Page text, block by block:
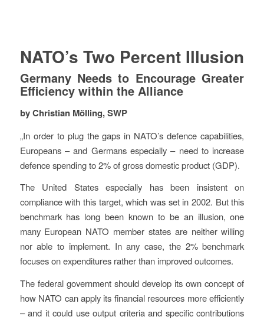
NATO’s Two Percent Illusion
Germany Needs to Encourage Greater
Efficiency within the Alliance
by Christian Mölling, SWP
„In order to plug the gaps in NATO’s defence capabilities,
Europeans – and Germans especially – need to increase
defence spending to 2% of gross domestic product (GDP).
The United States especially has been insistent on
compliance with this target, which was set in 2002. But this
benchmark has long been known to be an illusion, one
many European NATO member states are neither willing
nor able to implement. In any case, the 2% benchmark
focuses on expenditures rather than improved outcomes.
The federal government should develop its own concept of
how NATO can apply its financial resources more efficiently
– and it could use output criteria and specific contributions